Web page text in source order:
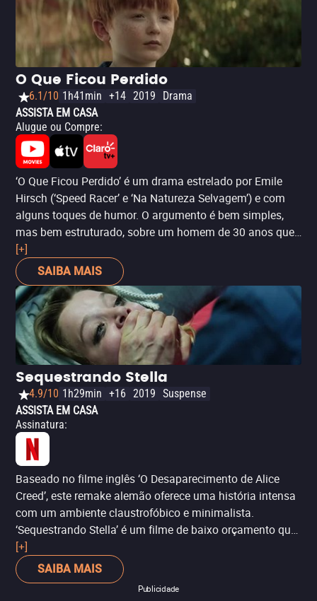
O Que Ficou Perdido
6.1/10 1h41min +14 2019
Drama
ASSISTA EM CASA
Alugue ou Compre:
‘O Que Ficou Perdido’ é um drama estrelado por Emile
Hirsch (‘Speed Racer’ e ‘Na Natureza Selvagem’) e com
alguns toques de humor. O argumento é bem simples,
mas bem estruturado, sobre um homem de 30 anos que
viveu sua vida até ali de forma isolada e se vê obrigado a
descobrir o mundo. Dessa forma, a produção faz uma
interessante analogia sobre aquele momento em que
saímos de casa e descobrimos que o mundo é muito
diferente daquilo que víamos debaixo da saia de nossa
mãe. É um filme lindo, que o fará refletir - e que estreia
direto para o VOD.
[+]
SAIBA MAIS
Sequestrando Stella
4.9/10 1h29min +16 2019 Suspense
ASSISTA EM CASA
Assinatura:
Baseado no filme inglês ‘O Desaparecimento de Alice
Creed’, este remake alemão oferece uma história intensa
com um ambiente claustrofóbico e minimalista.
‘Sequestrando Stella’ é um filme de baixo orçamento que
usa suas limitações como vantagens, acontecendo
quase que inteiramente na sala onde a protagonista é
mantida em cativeiro – e, ainda assim, mantém o
[+]
SAIBA MAIS
Publicidade